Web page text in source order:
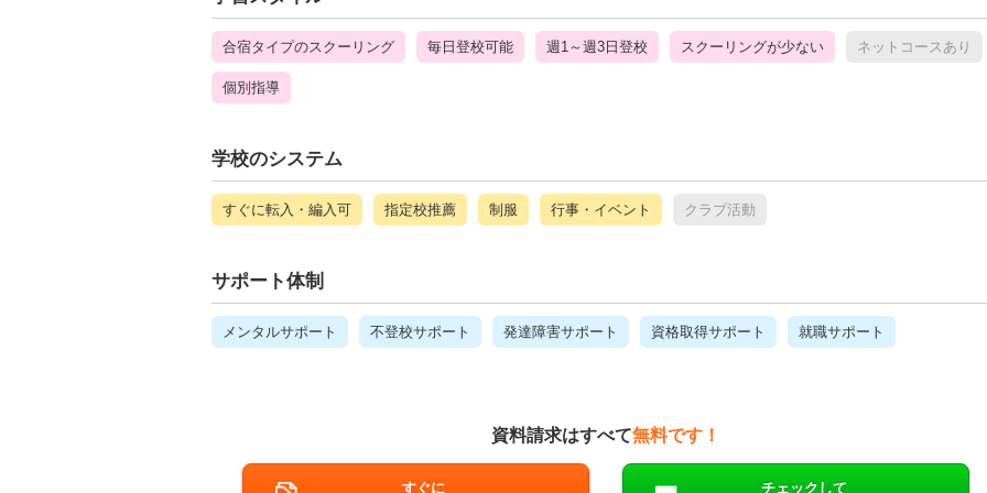
合宿タイプのスクーリング 毎日登校可能 週1～週3日登校 スクーリングが少ない ネットコースあり
個別指導
学校のシステム
すぐに転入・編入可 指定校推薦 制服 行事・イベント クラブ活動
サポート体制
メンタルサポート 不登校サポート 発達障害サポート 資格取得サポート 就職サポート
資料請求はすべて無料です！
すぐに
チェックして